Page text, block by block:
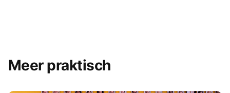
Meer praktisch